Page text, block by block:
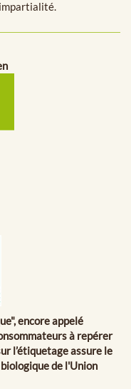
encore appelé
à repérer
l’étiquetage assure le
de l'Union